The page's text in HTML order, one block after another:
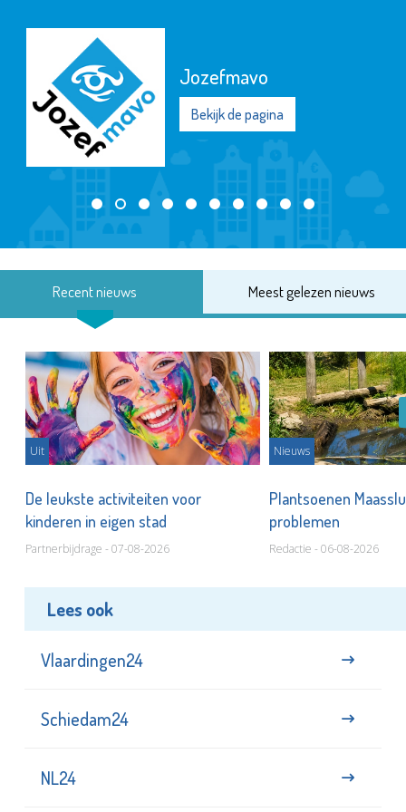
Jozefmavo
Bekijk de pagina
Recent nieuws Meest gelezen nieuws
Uit
De leukste activiteiten voor
kinderen in eigen stad
Partnerbijdrage - 07-08-2026
Nieuws
Plantsoenen
problemen
Redactie - 06-08-2026
Lees ook
Vlaardingen24
Schiedam24
NL24